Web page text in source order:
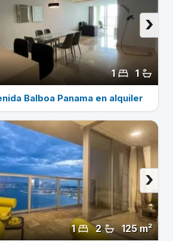
1
1
›
Balboa Panama en alquiler
125 m²
2
1
›